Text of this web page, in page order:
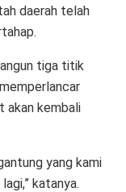
daerah telah
tiga titik
akan kembali
yang kami
katanya.